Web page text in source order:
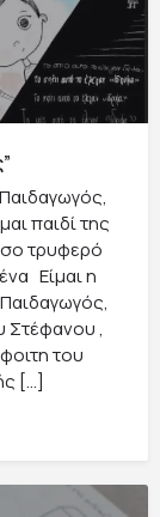
παιδί της
τρυφερό
Είμαι η
Στέφανου ,
του
[…]